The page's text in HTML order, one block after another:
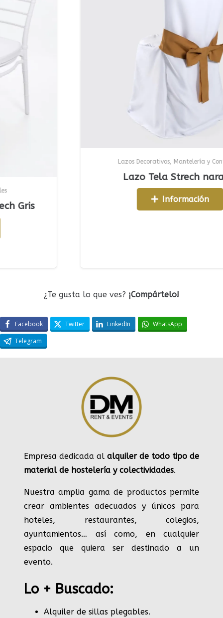
Lazos Decorativos,Mantelería y Confección
Lazo Tela Strech naranja
Información
¿Te gusta lo que ves? ¡Compártelo!
Facebook Twitter LinkedIn
WhatsApp
Telegram
Empresa dedicada al alquiler de todo tipo de
material de hostelería y colectividades.
Nuestra amplia gama de productos permite
crear ambientes adecuados y únicos para
hoteles, restaurantes, colegios,
ayuntamientos… así como, en cualquier
espacio que quiera ser destinado a un
evento.
Lo + Buscado:
Alquiler de sillas plegables.